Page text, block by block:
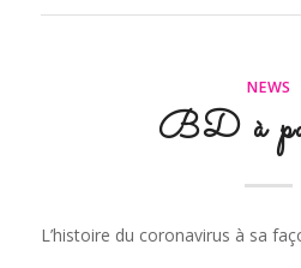
NEWS
BD à
L’histoire du coronavirus à sa